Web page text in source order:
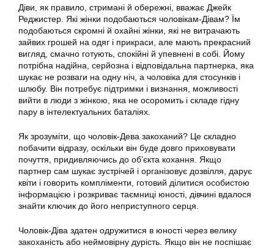
Діви, як правило, стримані й обережні, вважає Джейк
Реджистер. Які жінки подобаються чоловікам-Дівам? Їм
подобаються скромні й охайні жінки, які не витрачають
зайвих грошей на одяг і прикраси, але мають прекрасний
вигляд, смачно готують, спокійні й упевнені в собі. Йому
потрібна надійна, серйозна і відповідальна партнерка, яка
шукає не розваги на одну ніч, а чоловіка для стосунків і
шлюбу. Він потребує підтримки і визнання, можливості
вийти в люди з жінкою, яка не осоромить і складе гідну
пару в інтелектуальних баталіях.
Як зрозуміти, що чоловік-Дева закоханий? Це складно
побачити відразу, оскільки він буде довго приховувати
почуття, придивляючись до об’єкта кохання. Якщо
партнер сам шукає зустрічей і організовує дозвілля, дарує
квіти і говорить компліменти, готовий ділитися особистою
інформацією і розкриває таємниці юності, дівчині вдалося
знайти ключик до його неприступного серця.
Чоловік-Діва здатен одружитися в юності через велику
закоханість або неймовірну дурість. Якщо він не поспішає